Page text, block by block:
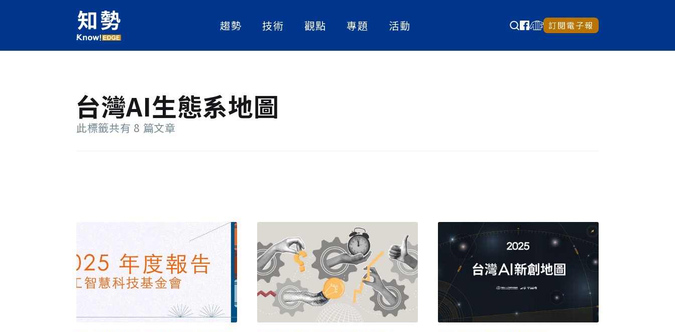
趨勢
人工智慧
資訊安全
技術
實作解析
觀點
人物訪談
專題 活動 訂閱電子報
台灣AI生態系地圖
此標籤共有 8 篇文章